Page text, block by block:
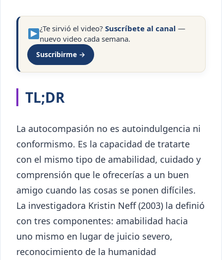
¿Te sirvió el video?Suscríbete al canal —
nuevo video cada semana.
Suscribirme →
TL;DR
La autocompasión no es autoindulgencia ni
conformismo. Es la capacidad de tratarte
con el mismo tipo de amabilidad, cuidado y
comprensión que le ofrecerías a un buen
amigo cuando las cosas se ponen difíciles.
La investigadora Kristin Neff (2003) la definió
con tres componentes: amabilidad hacia
uno mismo en lugar de juicio severo,
reconocimiento de la humanidad